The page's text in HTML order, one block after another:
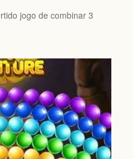
jogo de combinar 3